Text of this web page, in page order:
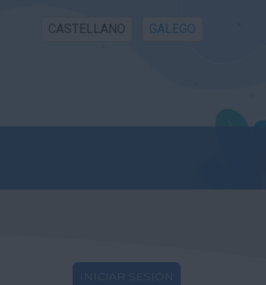
CASTELLANO GALEGO
INICIAR SESIÓN